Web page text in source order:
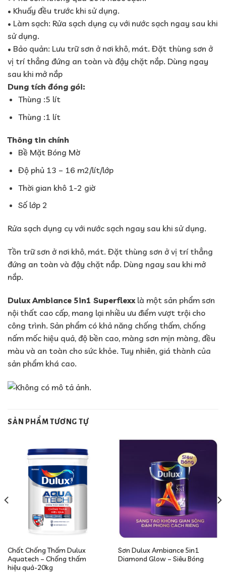
• Khuấy đều trước khi sử dụng.
• Làm sạch: Rửa sạch dụng cụ với nước sạch ngay sau khi
sử dụng.
• Bảo quản: Lưu trữ sơn ở nơi khô, mát. Đặt thùng sơn ở
vị trí thẳng đứng an toàn và đậy chặt nắp. Dùng ngay
sau khi mở nắp
Dung tích đóng gói:
Thùng :5 lít
Thùng :1 lít
Thông tin chính
Bề Mặt Bóng Mờ
Độ phủ 13 – 16 m2/lít/lớp
Thời gian khô 1-2 giờ
Số lớp 2
Rửa sạch dụng cụ với nước sạch ngay sau khi sử dụng.
Tồn trữ sơn ở nơi khô, mát. Đặt thùng sơn ở vị trí thẳng
đứng an toàn và đậy chặt nắp. Dùng ngay sau khi mở
nắp.
Dulux Ambiance 5in1 Superflexx là một sản phẩm sơn
nội thất cao cấp, mang lại nhiều ưu điểm vượt trội cho
công trình. Sản phẩm có khả năng chống thấm, chống
nấm mốc hiệu quả, độ bền cao, màng sơn mịn màng, đều
màu và an toàn cho sức khỏe. Tuy nhiên, giá thành của
sản phẩm khá cao.
SẢN PHẨM TƯƠNG TỰ
Chất Chống Thấm Dulux
Aquatech – Chống thấm
hiệu quả-20kg
Sơn Dulux Ambiance 5in1
Diamond Glow – Siêu Bóng